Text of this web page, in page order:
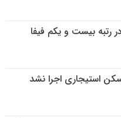
رتبه بیست و یکم فیفا
استیجاری اجرا نشد